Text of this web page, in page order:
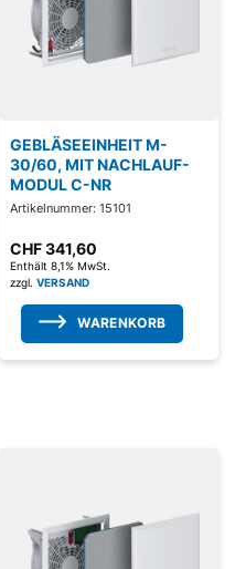
GEBLÄSEEINHEIT M-
30/60, MIT NACHLAUF-
MODUL C-NR
Artikelnummer: 15101
CHF341,60
Enthält 8,1% MwSt.
zzgl. VERSAND
WARENKORB